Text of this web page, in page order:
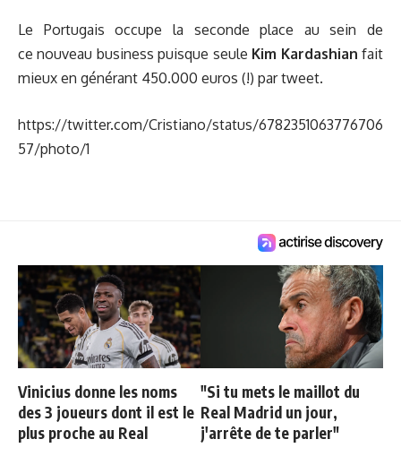
Le Portugais occupe la seconde place au sein de
ce nouveau business puisque seule Kim Kardashian fait
mieux en générant 450.000 euros (!) par tweet.
https://twitter.com/Cristiano/status/6782351063776706
57/photo/1
Vinicius donne les noms
des 3 joueurs dont il est le
plus proche au Real
"Si tu mets le maillot du
Real Madrid un jour,
j'arrête de te parler"